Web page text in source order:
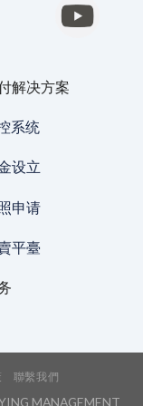
解决方案
系统
设立
申请
平臺
聯繫我們
MANAGEMENT